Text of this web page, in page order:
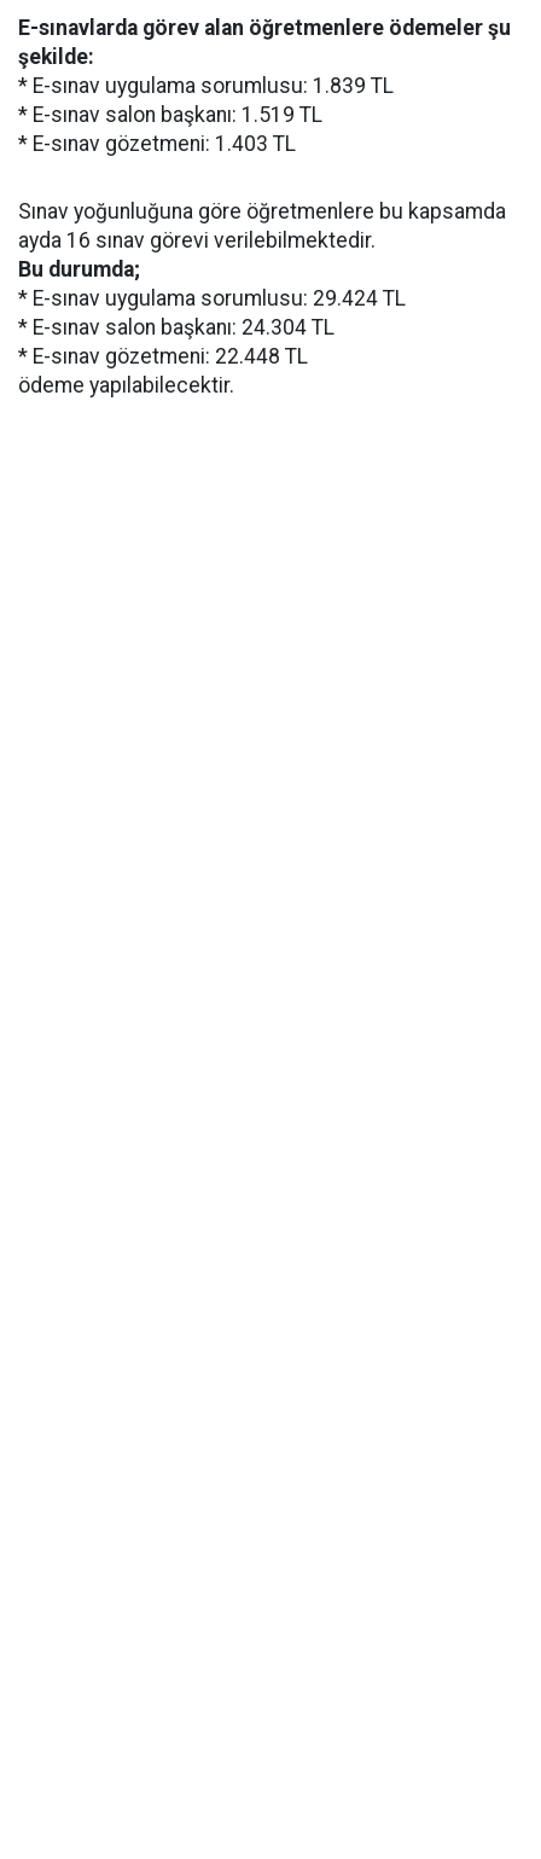
E-sınavlarda görev alan öğretmenlere ödemeler şu
şekilde:
* E-sınav uygulama sorumlusu: 1.839 TL
* E-sınav salon başkanı: 1.519 TL
* E-sınav gözetmeni: 1.403 TL
Sınav yoğunluğuna göre öğretmenlere bu kapsamda
ayda 16 sınav görevi verilebilmektedir.
Bu durumda;
* E-sınav uygulama sorumlusu: 29.424 TL
* E-sınav salon başkanı: 24.304 TL
* E-sınav gözetmeni: 22.448 TL
ödeme yapılabilecektir.